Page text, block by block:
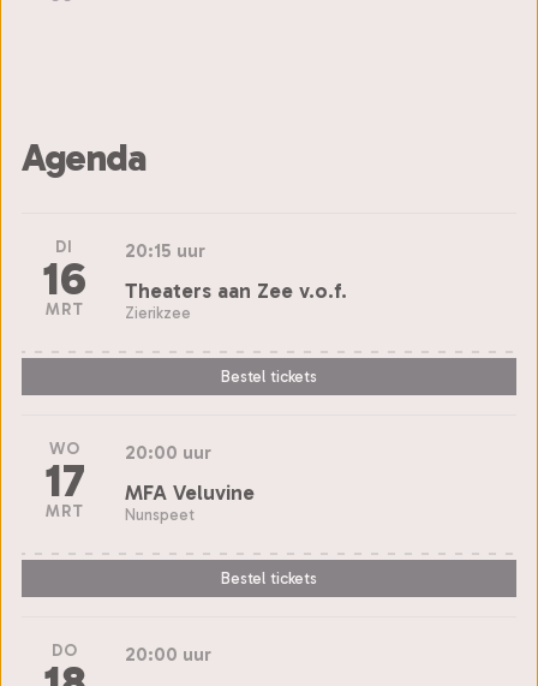
Agenda
DI
16
MRT
20:15 uur
Theaters aan Zee v.o.f.
Zierikzee
Bestel tickets
WO
17
MRT
20:00 uur
MFA Veluvine
Nunspeet
Bestel tickets
DO 20:00 uur